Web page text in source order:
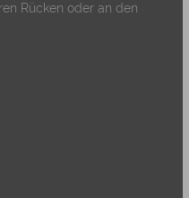
Rücken oder an den